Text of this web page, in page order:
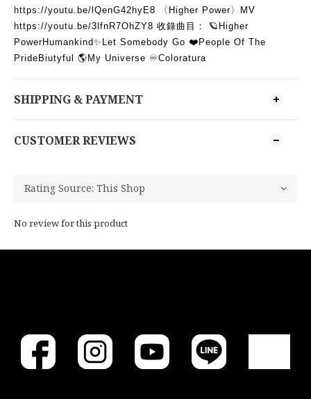
https://youtu.be/lQenG42hyE8 〈Higher Power〉MV
https://youtu.be/3lfnR7OhZY8 收錄曲目： 🪐Higher
PowerHumankind✨Let Somebody Go ❤️People Of The
PrideBiutyful 🌎My Universe ♾️Coloratura
SHIPPING & PAYMENT
CUSTOMER REVIEWS
No review for this product